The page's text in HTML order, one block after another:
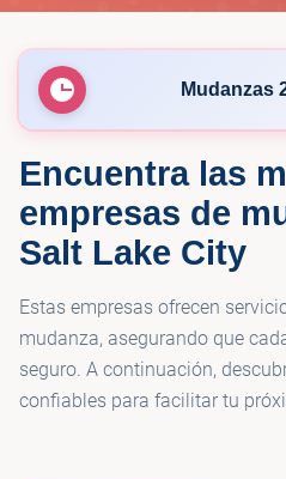
Mudanzas
🚚 Shed Movers
🚚
Wasatch Moving
Sunshine Movers
Encuentra las
empresas de
Salt Lake City
Estas empresas ofrecen
mudanza, asegurando que
seguro. A continuación,
confiables para facilitar tu